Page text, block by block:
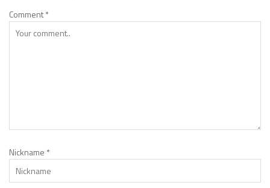
Comment*
Nickname *